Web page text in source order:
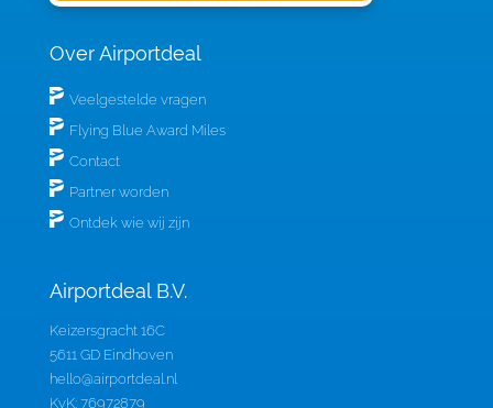
Over Airportdeal
Veelgestelde vragen
Flying Blue Award Miles
Contact
Partner worden
Ontdek wie wij zijn
Airportdeal B.V.
Keizersgracht 16C
5611 GD Eindhoven
hello@airportdeal.nl
KvK: 76972879